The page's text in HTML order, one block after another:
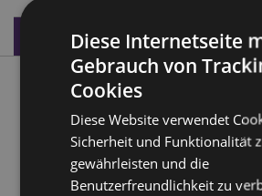
Produktdaten
Produktbeschreibung
Relaxeazzz Adorasaurs Huck the
Memoryschaum-Reisekissen
Material:95% Polyester und 5%
Diese Internetseite
Gebrauch von
Cookies
Diese Website verwendet
Sicherheit und Funktionalität
gewährleisten und die
Benutzerfreundlichkeit zu